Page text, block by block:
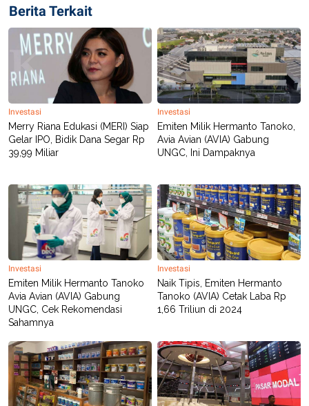
Berita Terkait
Investasi
Merry Riana Edukasi (MERI) Siap
Gelar IPO, Bidik Dana Segar Rp
39,99 Miliar
Investasi
Emiten Milik Hermanto Tanoko,
Avia Avian (AVIA) Gabung
UNGC, Ini Dampaknya
Investasi
Emiten Milik Hermanto Tanoko
Avia Avian (AVIA) Gabung
UNGC, Cek Rekomendasi
Sahamnya
Investasi
Naik Tipis, Emiten Hermanto
Tanoko (AVIA) Cetak Laba Rp
1,66 Triliun di 2024